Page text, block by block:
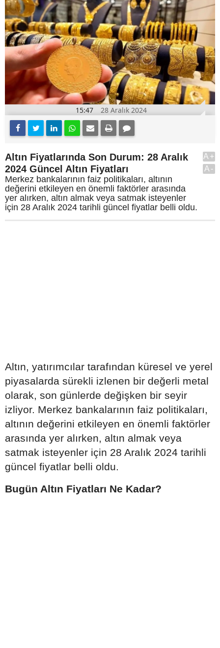
15:47 28 Aralık 2024
Altın Fiyatlarında Son Durum: 28 Aralık
2024 Güncel Altın Fiyatları
Merkez bankalarının faiz politikaları, altının
değerini etkileyen en önemli faktörler arasında
yer alırken, altın almak veya satmak isteyenler
için 28 Aralık 2024 tarihli güncel fiyatlar belli oldu.
A+
A-
Altın, yatırımcılar tarafından küresel ve yerel
piyasalarda sürekli izlenen bir değerli metal
olarak, son günlerde değişken bir seyir
izliyor. Merkez bankalarının faiz politikaları,
altının değerini etkileyen en önemli faktörler
arasında yer alırken, altın almak veya
satmak isteyenler için 28 Aralık 2024 tarihli
güncel fiyatlar belli oldu.
Bugün Altın Fiyatları Ne Kadar?